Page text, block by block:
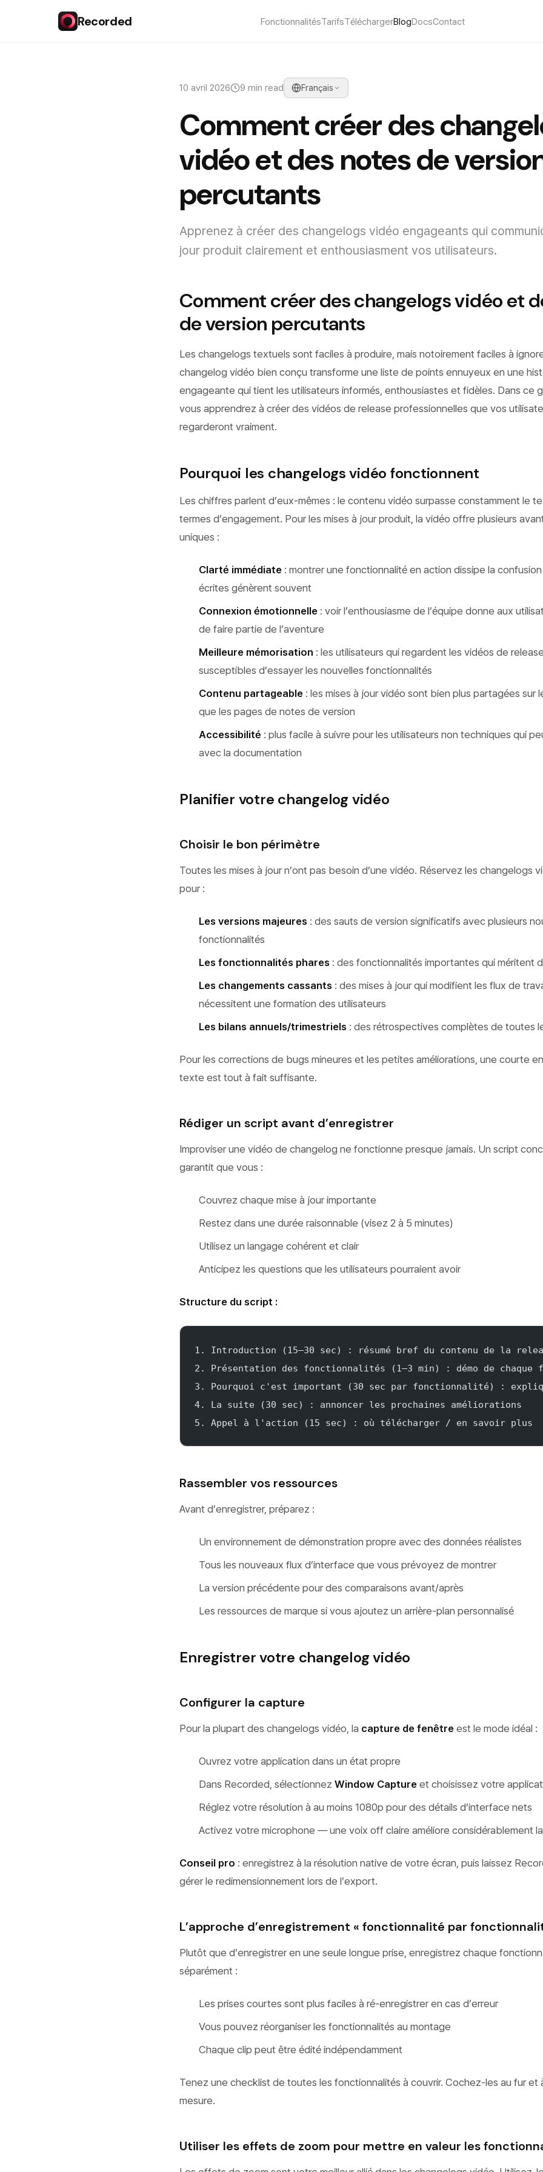
Recorded FonctionnalitésTarifsTéléchargerBlogDocsContact
10 avril 2026 9 min read Français
Comment créer des
vidéo et des notes de
percutants
Apprenez à créer des changelogs vidéo engageants qui
jour produit clairement et enthousiasment vos utilisateurs.
Comment créer des changelogs vidéo et
de version percutants
Les changelogs textuels sont faciles à produire, mais notoirement faciles à
changelog vidéo bien conçu transforme une liste de points ennuyeux en une
engageante qui tient les utilisateurs informés, enthousiastes et fidèles. Dans ce
vous apprendrez à créer des vidéos de release professionnelles que vos
regarderont vraiment.
Pourquoi les changelogs vidéo fonctionnent
Les chiffres parlent d’eux-mêmes : le contenu vidéo surpasse constamment le
termes d’engagement. Pour les mises à jour produit, la vidéo offre plusieurs
uniques :
Clarté immédiate : montrer une fonctionnalité en action dissipe la
écrites génèrent souvent
Connexion émotionnelle : voir l’enthousiasme de l’équipe donne aux
de faire partie de l’aventure
Meilleure mémorisation : les utilisateurs qui regardent les vidéos de
susceptibles d’essayer les nouvelles fonctionnalités
Contenu partageable : les mises à jour vidéo sont bien plus partagées sur
que les pages de notes de version
Accessibilité : plus facile à suivre pour les utilisateurs non techniques qui
avec la documentation
Planifier votre changelog vidéo
Choisir le bon périmètre
Toutes les mises à jour n’ont pas besoin d’une vidéo. Réservez les changelogs
pour :
Les versions majeures : des sauts de version significatifs avec plusieurs
fonctionnalités
Les fonctionnalités phares : des fonctionnalités importantes qui méritent
Les changements cassants : des mises à jour qui modifient les flux de
nécessitent une formation des utilisateurs
Les bilans annuels/trimestriels : des rétrospectives complètes de toutes
Pour les corrections de bugs mineures et les petites améliorations, une courte
texte est tout à fait suffisante.
Rédiger un script avant d’enregistrer
Improviser une vidéo de changelog ne fonctionne presque jamais. Un script
garantit que vous :
Couvrez chaque mise à jour importante
Restez dans une durée raisonnable (visez 2 à 5 minutes)
Utilisez un langage cohérent et clair
Anticipez les questions que les utilisateurs pourraient avoir
Structure du script :
1. Introduction (15–30 sec) : résumé bref du contenu de la
2. Présentation des fonctionnalités (1–3 min) : démo de chaque
3. Pourquoi c'est important (30 sec par fonctionnalité) :
4. La suite (30 sec) : annoncer les prochaines améliorations
5. Appel à l'action (15 sec) : où télécharger / en savoir plus
Rassembler vos ressources
Avant d’enregistrer, préparez :
Un environnement de démonstration propre avec des données réalistes
Tous les nouveaux flux d’interface que vous prévoyez de montrer
La version précédente pour des comparaisons avant/après
Les ressources de marque si vous ajoutez un arrière-plan personnalisé
Enregistrer votre changelog vidéo
Configurer la capture
Pour la plupart des changelogs vidéo, la capture de fenêtre est le mode idéal :
Ouvrez votre application dans un état propre
Dans Recorded, sélectionnez Window Capture et choisissez votre
Réglez votre résolution à au moins 1080p pour des détails d’interface nets
Activez votre microphone — une voix off claire améliore considérablement
Conseil pro : enregistrez à la résolution native de votre écran, puis laissez
gérer le redimensionnement lors de l’export.
L’approche d’enregistrement « fonctionnalité par
Plutôt que d’enregistrer en une seule longue prise, enregistrez chaque
séparément :
Les prises courtes sont plus faciles à ré-enregistrer en cas d’erreur
Vous pouvez réorganiser les fonctionnalités au montage
Chaque clip peut être édité indépendamment
Tenez une checklist de toutes les fonctionnalités à couvrir. Cochez-les au fur et
mesure.
Utiliser les effets de zoom pour mettre en valeur les